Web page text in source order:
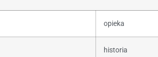
opieka
historia